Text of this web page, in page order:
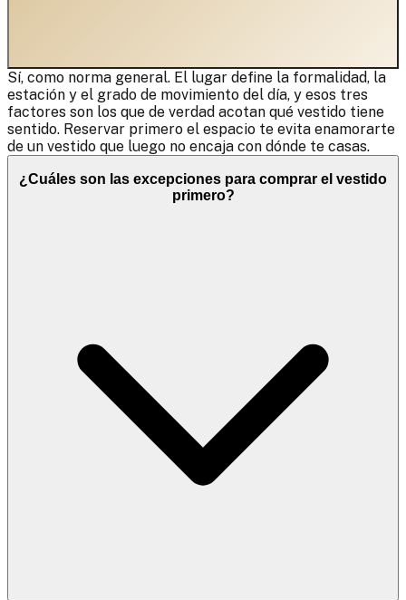
Sí, como norma general. El lugar define la formalidad, la
estación y el grado de movimiento del día, y esos tres
factores son los que de verdad acotan qué vestido tiene
sentido. Reservar primero el espacio te evita enamorarte
de un vestido que luego no encaja con dónde te casas.
¿Cuáles son las excepciones para comprar el vestido
primero?